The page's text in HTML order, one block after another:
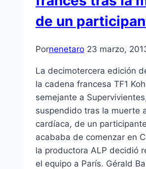
de un
Pornenetaro 23 marzo,
La decimotercera edición
la cadena francesa TF1
semejante a
suspendido tras la muerte
cardí­aca, de un
acababa de comenzar en
la productora ALP decidió
el equipo a Parí­s. Gérald